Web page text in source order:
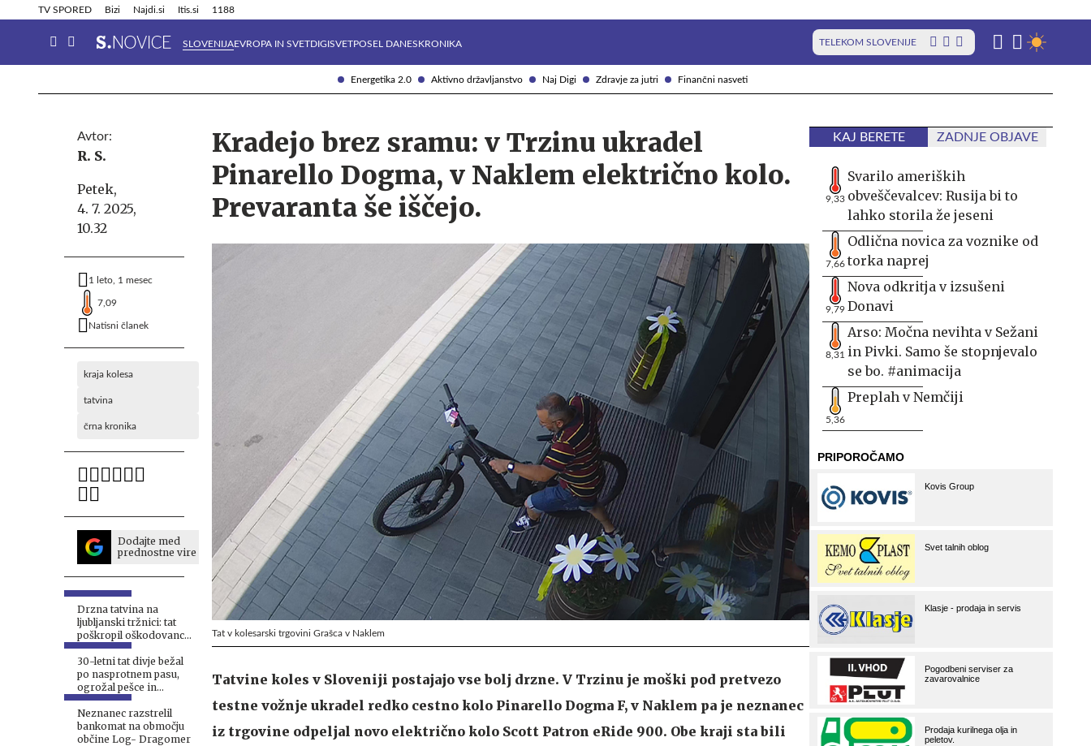
Energetika 2.0 Aktivno državljanstvo Naj Digi Zdravje za jutri Finančni nasveti
TV SPORED Bizi Najdi.si Itis.si 1188
SLOVENIJAEVROPA IN SVETDIGISVETPOSEL DANESKRONIKA TELEKOM SLOVENIJE
Info in obvestila Tehnik
Avtor:
R. S.
Petek,
4. 7. 2025,
10.32
1 leto, 1 mesec
7,09
Natisni članek
kraja kolesa
tatvina
črna kronika
Dodajte med
prednostne vire
Drzna tatvina na
ljubljanski tržnici: tat
poškropil oškodovanca
s solzivcem
30-letni tat divje bežal
po nasprotnem pasu,
ogrožal pešce in
zapeljal proti policistu
Neznanec razstrelil
bankomat na območju
občine Log- Dragomer
Kradejo brez sramu: v Trzinu ukradel
Pinarello Dogma, v Naklem električno kolo.
Prevaranta še iščejo.
Tat v kolesarski trgovini Grašca v Naklem
Tatvine koles v Sloveniji postajajo vse bolj drzne. V Trzinu je moški pod pretvezo
testne vožnje ukradel redko cestno kolo Pinarello Dogma F, v Naklem pa je neznanec
iz trgovine odpeljal novo električno kolo Scott Patron eRide 900. Obe kraji sta bili
KAJ BERETE ZADNJE OBJAVE
9,33
Svarilo ameriških
obveščevalcev: Rusija bi to
lahko storila že jeseni
7,66
Odlična novica za voznike od
torka naprej
9,79
Nova odkritja v izsušeni
Donavi
8,31
Arso: Močna nevihta v Sežani
in Pivki. Samo še stopnjevalo
se bo. #animacija
5,36
Preplah v Nemčiji